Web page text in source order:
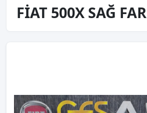
FİAT 500X SAĞ FAR